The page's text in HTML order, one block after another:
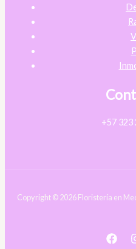
+57 323
Copyright © 2026 Floristería en